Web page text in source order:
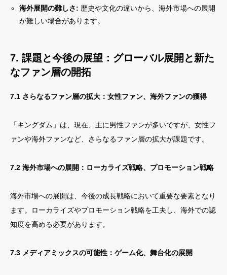
海外展開の難しさ: 歴史や文化の違いから、海外市場への展開
が難しい場合があります。
7. 課題と今後の展望：グローバル展開と新た
なファン層の開拓
7.1 さらなるファン層の拡大：女性ファン、海外ファンの獲得
「キングダム」は、現在、主に男性ファンが多いですが、女性フ
ァンや海外ファンなど、さらなるファン層の拡大が課題です。
7.2 海外市場への展開：ローカライズ戦略、プロモーション戦略
海外市場への展開は、今後の成長戦略において重要な要素となり
ます。ローカライズやプロモーション戦略を工夫し、海外での認
知度を高める必要があります。
7.3 メディアミックスの可能性：ゲーム化、舞台化の展開